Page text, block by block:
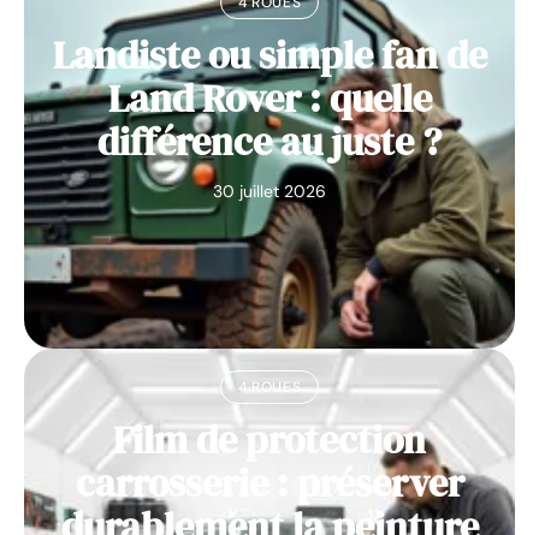
Landiste ou simple fan de
Land Rover : quelle
différence au juste ?
30 juillet 2026
4 ROUES
Film de protection
carrosserie : préserver